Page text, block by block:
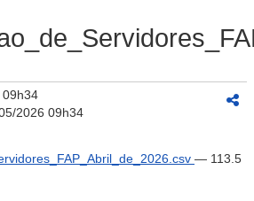
09h34
2026 09h34
— 113.5